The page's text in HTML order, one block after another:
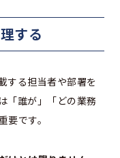
する
する担当者や部署を
「誰が」「どの業務
です。